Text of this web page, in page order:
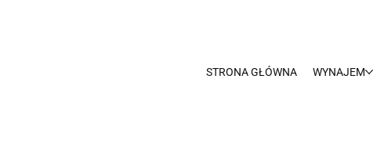
STRONA GŁÓWNA WYNAJEM